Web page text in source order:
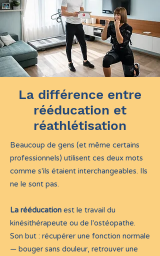
La différence entre
rééducation et
réathlétisation
Beaucoup de gens (et même certains
professionnels) utilisent ces deux mots
comme s'ils étaient interchangeables. Ils
ne le sont pas.
La rééducation est le travail du
kinésithérapeute ou de l'ostéopathe.
Son but : récupérer une fonction normale
— bouger sans douleur, retrouver une